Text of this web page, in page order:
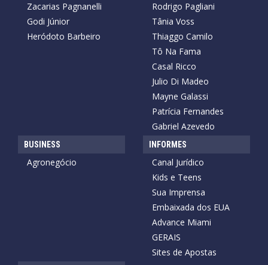
Zacarias Pagnanelli
Godi Júnior
Heródoto Barbeiro
Rodrigo Pagliani
Tânia Voss
Thiaggo Camilo
Tô Na Fama
Casal Ricco
Julio Di Madeo
Mayne Galassi
Patrícia Fernandes
Gabriel Azevedo
BUSINESS
Agronegócio
INFORMES
Canal Jurídico
Kids e Teens
Sua Imprensa
Embaixada dos EUA
Advance Miami
GERAIS
Sites de Apostas